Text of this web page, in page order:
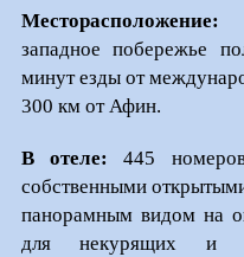
Месторасположение:
западное побережье
минут езды от
300 км от Афин.
В отеле: 445
собственными
панорамным видом на
для некурящих и